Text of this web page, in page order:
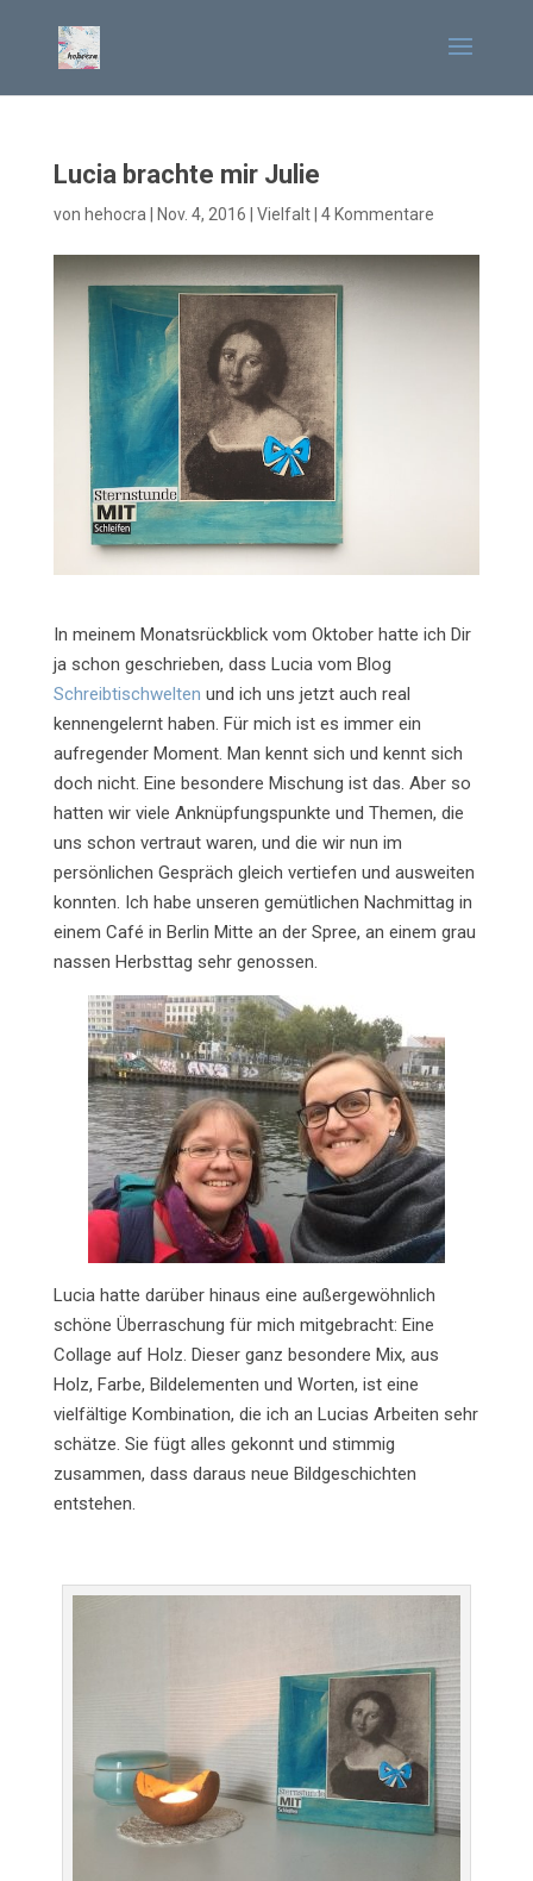
Lucia brachte mir Julie
von hehocra Nov. 4, 2016 Vielfalt| 4 Kommentare
In meinem Monatsrückblick vom Oktober hatte ich Dir
ja schon geschrieben, dass Lucia vom Blog
Schreibtischwelten und ich uns jetzt auch real
kennengelernt haben. Für mich ist es immer ein
aufregender Moment. Man kennt sich und kennt sich
doch nicht. Eine besondere Mischung ist das. Aber so
hatten wir viele Anknüpfungspunkte und Themen, die
uns schon vertraut waren, und die wir nun im
persönlichen Gespräch gleich vertiefen und ausweiten
konnten. Ich habe unseren gemütlichen Nachmittag in
einem Café in Berlin Mitte an der Spree, an einem grau
nassen Herbsttag sehr genossen.
Lucia hatte darüber hinaus eine außergewöhnlich
schöne Überraschung für mich mitgebracht: Eine
Collage auf Holz. Dieser ganz besondere Mix, aus
Holz, Farbe, Bildelementen und Worten, ist eine
vielfältige Kombination, die ich an Lucias Arbeiten sehr
schätze. Sie fügt alles gekonnt und stimmig
zusammen, dass daraus neue Bildgeschichten
entstehen.